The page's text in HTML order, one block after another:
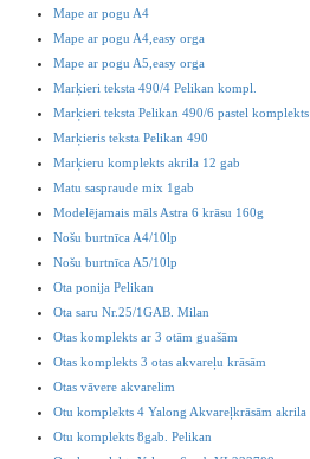
Mape ar pogu A4
Mape ar pogu A4,easy orga
Mape ar pogu A5,easy orga
Marķieri teksta 490/4 Pelikan kompl.
Marķieri teksta Pelikan 490/6 pastel komplekts
Marķieris teksta Pelikan 490
Marķieru komplekts akrila 12 gab
Matu saspraude mix 1gab
Modelējamais māls Astra 6 krāsu 160g
Nošu burtnīca A4/10lp
Nošu burtnīca A5/10lp
Ota ponija Pelikan
Ota saru Nr.25/1GAB. Milan
Otas komplekts ar 3 otām guašām
Otas komplekts 3 otas akvareļu krāsām
Otas vāvere akvarelim
Otu komplekts 4 Yalong Akvareļkrāsām akrila
Otu komplekts 8gab. Pelikan